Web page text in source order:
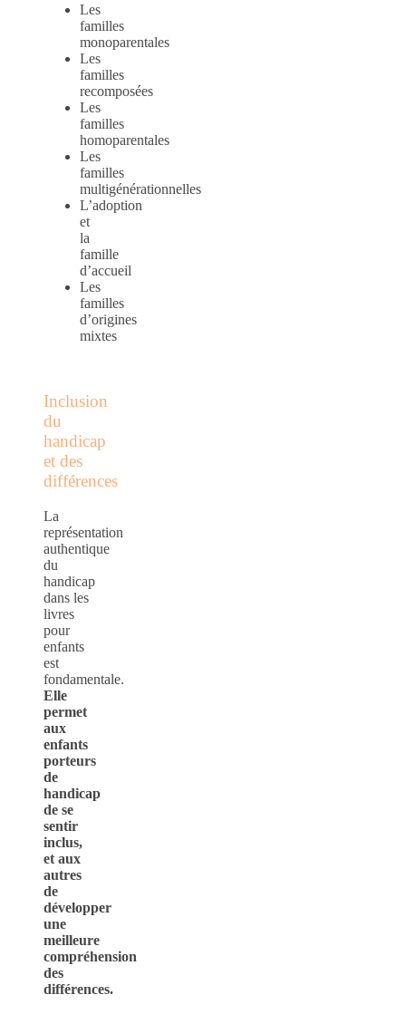
Les
familles
monoparentales
Les
familles
recomposées
Les
familles
homoparentales
Les
familles
multigénérationnelles
L’adoption
et
la
famille
d’accueil
Les
familles
d’origines
mixtes
Inclusion
du
handicap
et des
différences
La
représentation
authentique
du
handicap
dans les
livres
pour
enfants
est
fondamentale.
Elle
permet
aux
enfants
porteurs
de
handicap
de se
sentir
inclus,
et aux
autres
de
développer
une
meilleure
compréhension
des
différences.